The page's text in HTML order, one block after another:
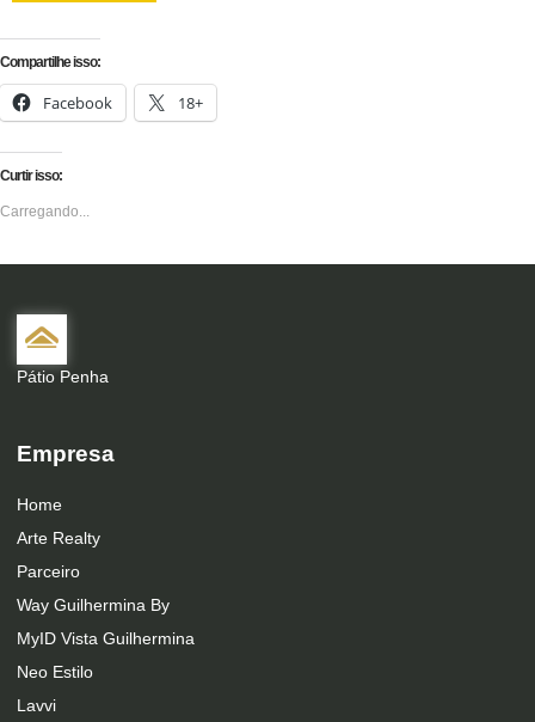
Compartilhe isso:
Facebook 18+
Curtir isso:
Carregando...
Pátio Penha
Empresa
Home
Arte Realty
Parceiro
Way Guilhermina By
MyID Vista Guilhermina
Neo Estilo
Lavvi